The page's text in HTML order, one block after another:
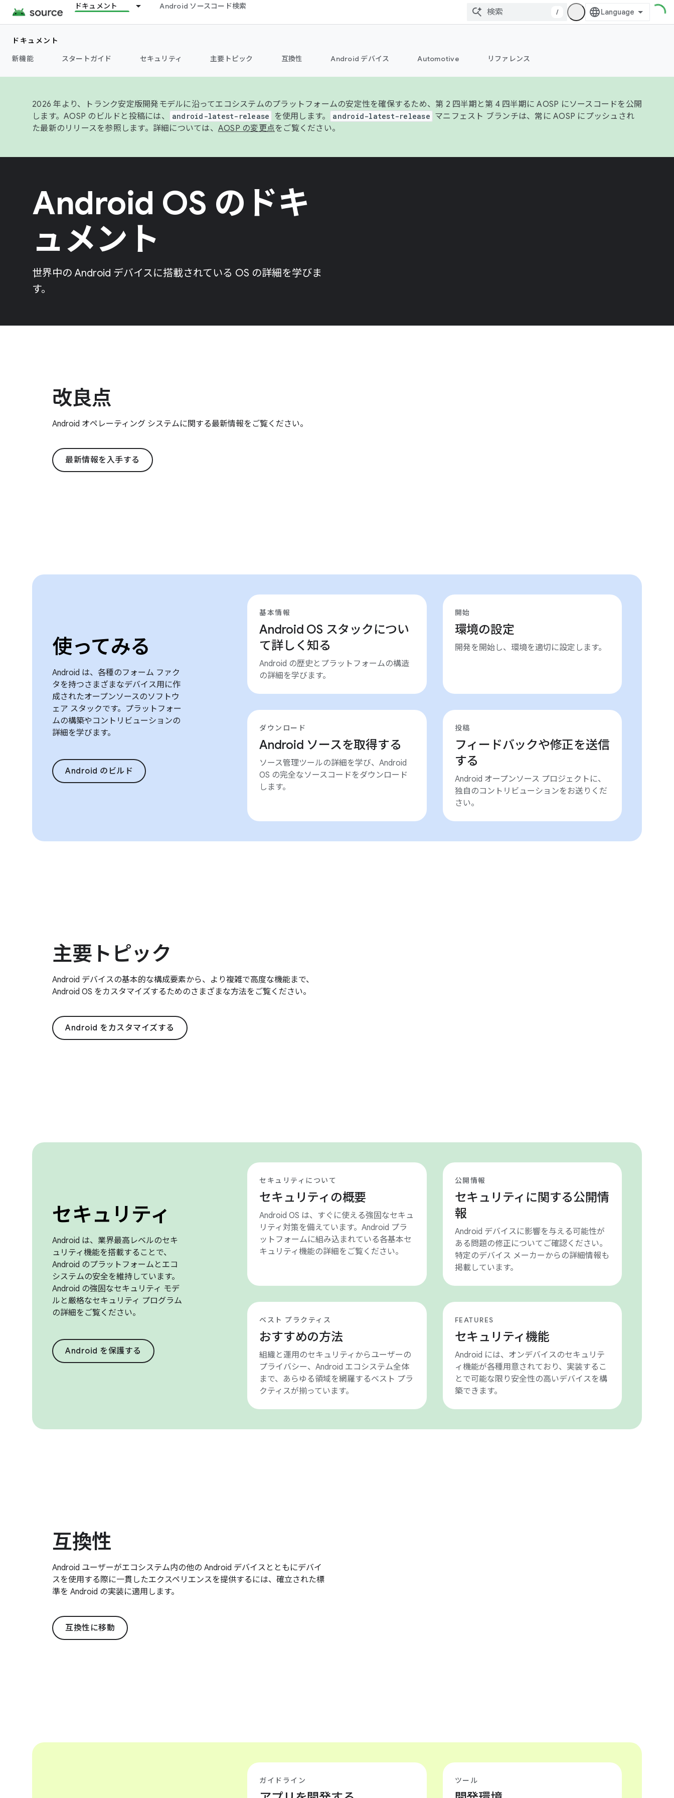
ドキュメント Android ソースコード検索
/
ドキュメント
新機能
スタートガイド セキュリティ 主要トピック 互換性 Android デバイス Automotive リファレンス
2026 年より、トランク安定版開発モデルに沿ってエコシステムのプラットフォームの安定性を確保するため、第 2 四半期と第 4 四半期に AOSP にソースコードを公開
します。AOSP のビルドと投稿には、
android-latest-release を使用します。 android-latest-release マニフェスト ブランチは、常に AOSP にプッシュされ
た最新のリリースを参照します。詳細については、 AOSP の変更点をご覧ください。
Android OS のドキ
ュメント
世界中の Android デバイスに搭載されている OS の詳細を学びま
す。
改良点
Android オペレーティング システムに関する最新情報をご覧ください。
最新情報を入手する
使ってみる
Android は、各種のフォーム ファク
タを持つさまざまなデバイス用に作
成されたオープンソースのソフトウ
ェア スタックです。プラットフォー
ムの構築やコントリビューションの
詳細を学びます。
Android のビルド
基本情報
Android OS スタックについ
て詳しく知る
Android の歴史とプラットフォームの構造
の詳細を学びます。
開始
環境の設定
開発を開始し、環境を適切に設定します。
ダウンロード
Android ソースを取得する
ソース管理ツールの詳細を学び、Android
OS の完全なソースコードをダウンロード
します。
投稿
フィードバックや修正を送信
する
Android オープンソース プロジェクトに、
独自のコントリビューションをお送りくだ
さい。
主要トピック
Android デバイスの基本的な構成要素から、より複雑で高度な機能まで、
Android OS をカスタマイズするためのさまざまな方法をご覧ください。
Android をカスタマイズする
セキュリティ
Android は、業界最高レベルのセキ
ュリティ機能を搭載することで、
Android のプラットフォームとエコ
システムの安全を維持しています。
Android の強固なセキュリティ モデ
ルと厳格なセキュリティ プログラム
の詳細をご覧ください。
Android を保護する
セキュリティについて
セキュリティの概要
Android OS は、すぐに使える強固なセキュ
リティ対策を備えています。Android プラ
ットフォームに組み込まれている各基本セ
キュリティ機能の詳細をご覧ください。
公開情報
セキュリティに関する公開情
報
Android デバイスに影響を与える可能性が
ある問題の修正についてご確認ください。
特定のデバイス メーカーからの詳細情報も
掲載しています。
ベスト プラクティス
おすすめの方法
組織と運用のセキュリティからユーザーの
プライバシー、Android エコシステム全体
まで、あらゆる領域を網羅するベスト プラ
クティスが揃っています。
FEATURES
セキュリティ機能
Android には、オンデバイスのセキュリテ
ィ機能が各種用意されており、実装するこ
とで可能な限り安全性の高いデバイスを構
築できます。
互換性
Android ユーザーがエコシステム内の他の Android デバイスとともにデバイ
スを使用する際に一貫したエクスペリエンスを提供するには、確立された標
準を Android の実装に適用します。
互換性に移動
ガイドライン ツール